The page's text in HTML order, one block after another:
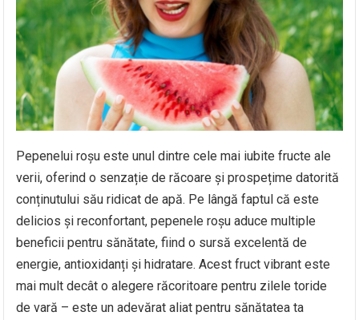
Pepenelui roșu este unul dintre cele mai iubite fructe ale
verii, oferind o senzație de răcoare și prospețime datorită
conținutului său ridicat de apă. Pe lângă faptul că este
delicios și reconfortant, pepenele roșu aduce multiple
beneficii pentru sănătate, fiind o sursă excelentă de
energie, antioxidanți și hidratare. Acest fruct vibrant este
mai mult decât o alegere răcoritoare pentru zilele toride
de vară – este un adevărat aliat pentru sănătatea ta